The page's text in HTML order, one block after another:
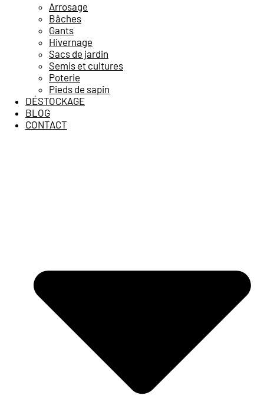
Arrosage
Bâches
Gants
Hivernage
Sacs de jardin
Semis et cultures
Poterie
Pieds de sapin
DÉSTOCKAGE
BLOG
CONTACT